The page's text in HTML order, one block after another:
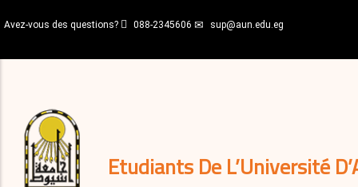
au
principal
Avez-vous des questions? 088-2345606 sup@aun.edu.eg
Etudiants De L’Université
décisions
Expatriés
Journal